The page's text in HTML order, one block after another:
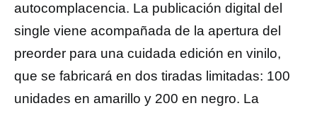
autocomplacencia. La publicación digital del
single viene acompañada de la apertura del
preorder para una cuidada edición en vinilo,
que se fabricará en dos tiradas limitadas: 100
unidades en amarillo y 200 en negro. La